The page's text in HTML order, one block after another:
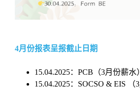
4月份报表呈报截止日期
15.04.2025：PCB（3月份薪水）
15.04.2025：SOCSO & EIS （